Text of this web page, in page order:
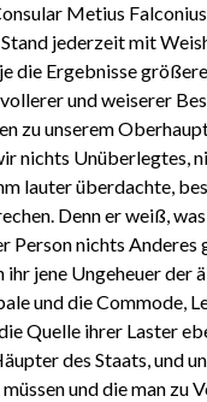
Metius
jederzeit mit
die Ergebnisse
und weiserer
zu unserem
nichts Unüberlegtes,
lauter überdachte,
Denn er weiß,
Person nichts
ihr jene Ungeheuer
und die Commode,
Quelle ihrer Laster
des Staats, und
und die man zu